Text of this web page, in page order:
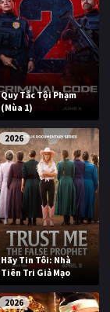
Quy Tắc Tội Phạm
(Mùa 1)
2026
Hãy Tin Tôi: Nhà
Tiên Tri Giả Mạo
2026